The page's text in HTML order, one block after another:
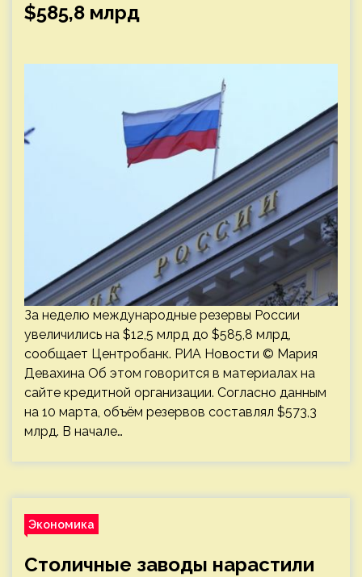
$585,8 млрд
За неделю международные резервы России
увеличились на $12,5 млрд до $585,8 млрд,
сообщает Центробанк. РИА Новости © Мария
Девахина Об этом говорится в материалах на
сайте кредитной организации. Согласно данным
на 10 марта, объём резервов составлял $573,3
млрд. В начале…
Экономика
Столичные заводы нарастили